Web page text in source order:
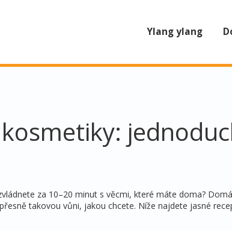
Ylang ylang
za 10–20 minut s věcmi, které máte doma?
takovou vůni, jakou chcete. Níže najdete jasné